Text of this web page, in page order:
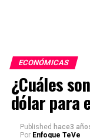
ECONÓMICAS
¿Cuáles
dólar para
Published hace3
Por Enfoque TeVe